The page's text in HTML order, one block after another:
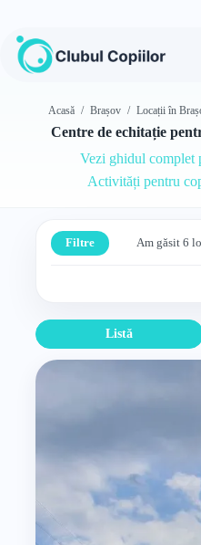
conținut
Acasă / Brașov / Locații în
Centre de echitație
Vezi ghidul complet
Activități pentru
Filtre Am găsit 6
Listă